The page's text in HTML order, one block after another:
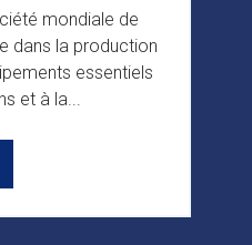
mondiale de
dans la production
essentiels
et à la...